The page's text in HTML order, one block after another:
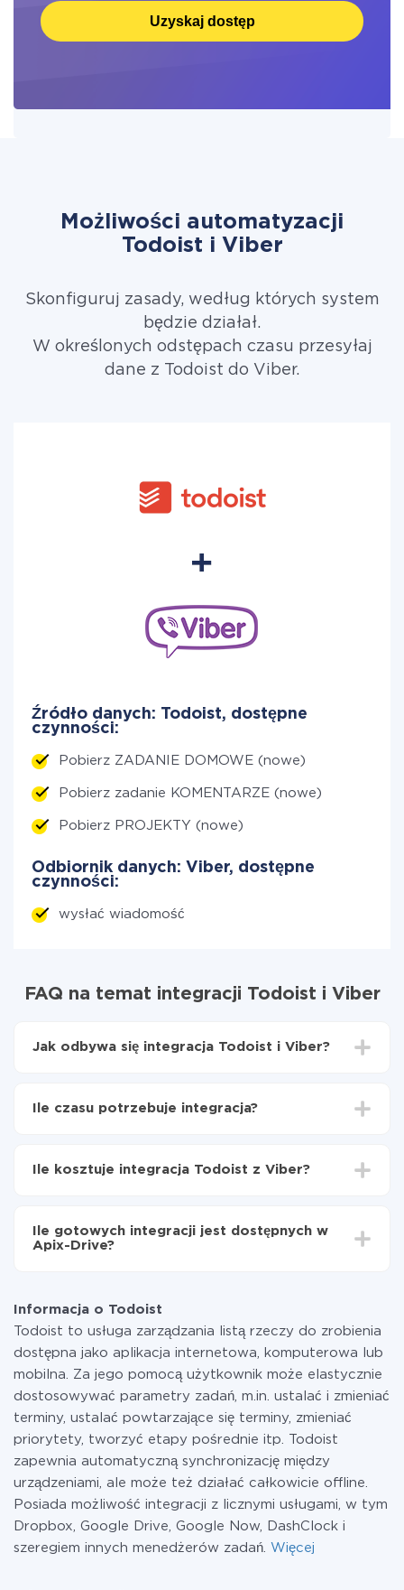
Uzyskaj dostęp
Możliwości automatyzacji
Todoist i Viber
Skonfiguruj zasady, według których system
będzie działał.
W określonych odstępach czasu przesyłaj
dane z Todoist do Viber.
Źródło danych: Todoist, dostępne
czynności:
Pobierz ZADANIE DOMOWE (nowe)
Pobierz zadanie KOMENTARZE (nowe)
Pobierz PROJEKTY (nowe)
Odbiornik danych: Viber, dostępne
czynności:
wysłać wiadomość
FAQ na temat integracji Todoist i Viber
Jak odbywa się integracja Todoist i Viber?
Włącz aktualizację
Ile czasu potrzebuje integracja?
od 5 do 30 minut. Konfiguracja zajmuje średnio 10-15
Ile kosztuje integracja Todoist z Viber?
Płacisz tylko za ilość danych, która faktycznie jest
przekazywana z jednego z Twoich systemów do
w razie potrzeby przełączyć się na płatną. Więcej
informacji otaryfach.
Ile gotowych integracji jest dostępnych w
Apix-Drive?
Informacja o Todoist
Todoist to usługa zarządzania listą rzeczy do zrobienia
dostępna jako aplikacja internetowa, komputerowa lub
mobilna. Za jego pomocą użytkownik może elastycznie
dostosowywać parametry zadań, m.in. ustalać i zmieniać
terminy, ustalać powtarzające się terminy, zmieniać
priorytety, tworzyć etapy pośrednie itp. Todoist
zapewnia automatyczną synchronizację między
urządzeniami, ale może też działać całkowicie offline.
Posiada możliwość integracji z licznymi usługami, w tym
Dropbox, Google Drive, Google Now, DashClock i
szeregiem innych menedżerów zadań. Więcej